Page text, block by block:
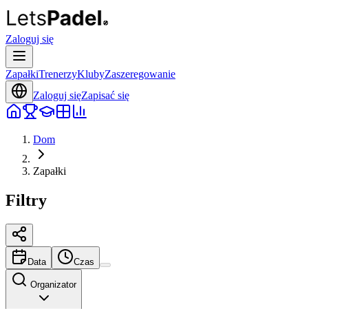
Zaloguj się
ZapałkiTrenerzyKlubyZaszeregowanie
Zaloguj sięZapisać się
Dom
Zapałki
Filtry
Data Czas
Organizator